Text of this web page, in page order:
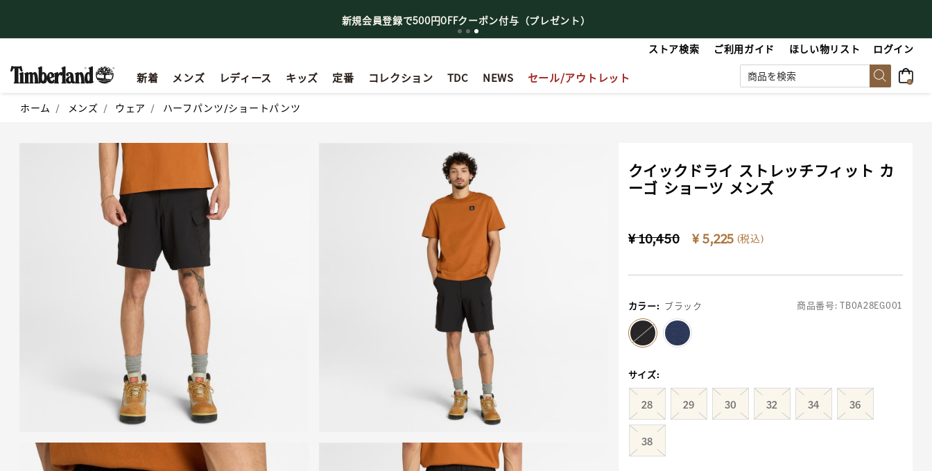
新規会員登録で500円OFFクーポン付与（プレゼント）
ストア検索 ご利用ガイド ほしい物リスト ログイン
0
新着 メンズ レディース キッズ 定番 コレクション TDC NEWS セール/アウトレット
ホーム メンズ ウェア ハーフパンツ/ショートパンツ
クイックドライ ストレッチフィット カ
ーゴ ショーツ メンズ
Price reduced from
¥ 10,450to ¥ 5,225 (税込)
商品番号:TB0A28EG001
カラー: ブラック
サイズ:
28 29 30 32 34 36
38